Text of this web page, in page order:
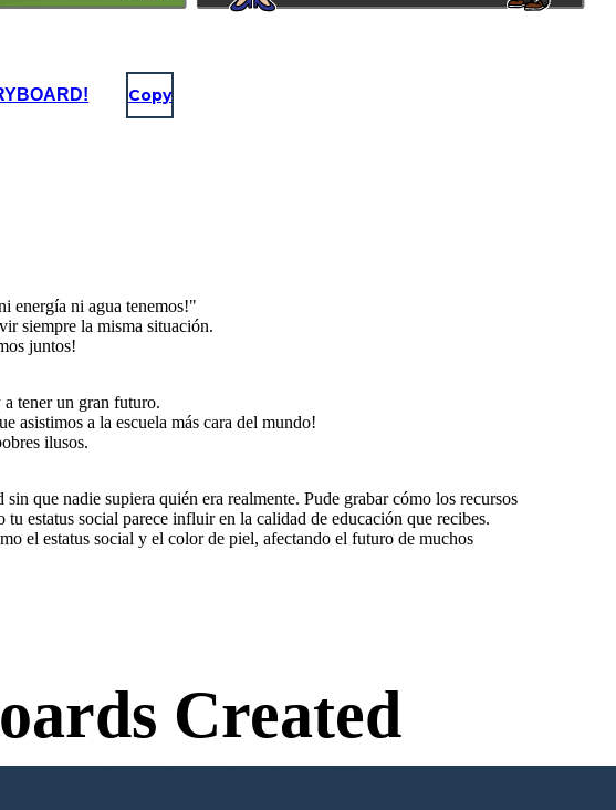
Copy
energía ni agua tenemos!"
siempre la misma situación.
juntos!
tener un gran futuro.
asistimos a la escuela más cara del mundo!
ilusos.
que nadie supiera quién era realmente. Pude grabar cómo los recursos
estatus social parece influir en la calidad de educación que recibes.
el estatus social y el color de piel, afectando el futuro de muchos
Created
Login Needed to Try!